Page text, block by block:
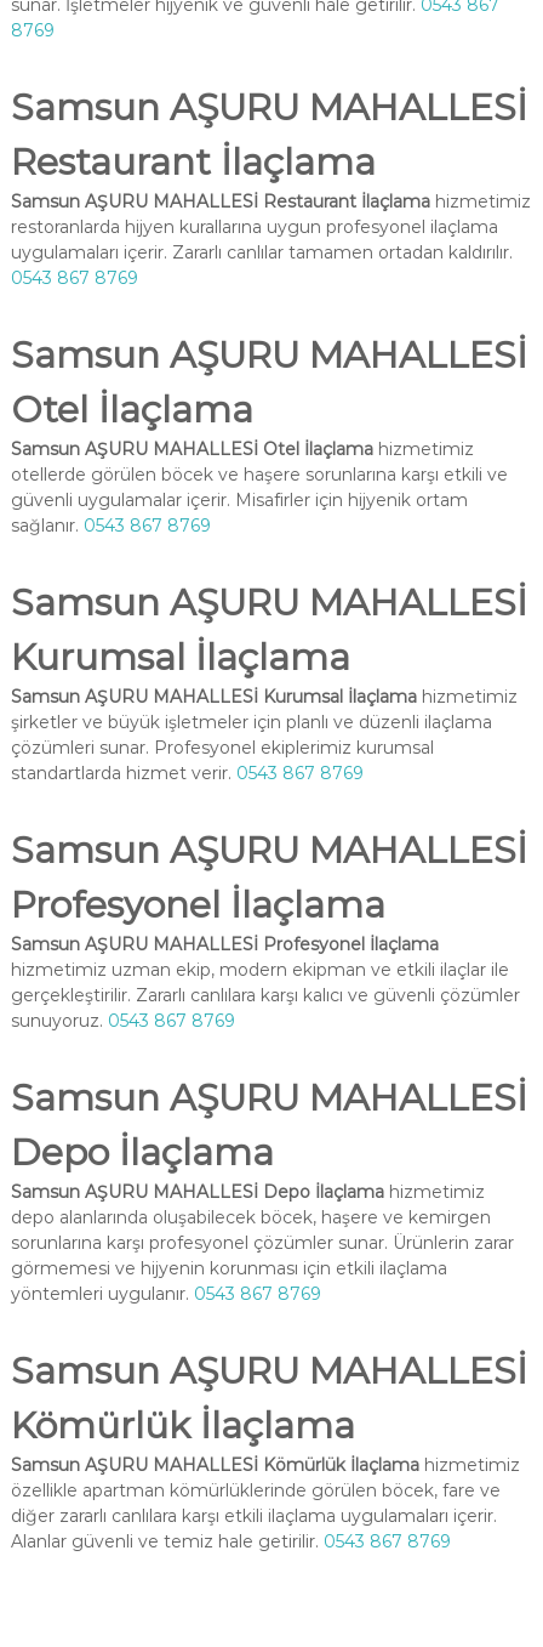
sunar. İşletmeler hijyenik ve güvenli hale getirilir. 0543 867
8769
Samsun AŞURU MAHALLESİ
Restaurant İlaçlama
Samsun AŞURU MAHALLESİ Restaurant İlaçlamahizmetimiz
restoranlarda hijyen kurallarına uygun profesyonel ilaçlama
uygulamaları içerir. Zararlı canlılar tamamen ortadan kaldırılır.
0543 867 8769
Samsun AŞURU MAHALLESİ
Otel İlaçlama
Samsun AŞURU MAHALLESİ Otel İlaçlamahizmetimiz
otellerde görülen böcek ve haşere sorunlarına karşı etkili ve
güvenli uygulamalar içerir. Misafirler için hijyenik ortam
sağlanır. 0543 867 8769
Samsun AŞURU MAHALLESİ
Kurumsal İlaçlama
Samsun AŞURU MAHALLESİ Kurumsal İlaçlamahizmetimiz
şirketler ve büyük işletmeler için planlı ve düzenli ilaçlama
çözümleri sunar. Profesyonel ekiplerimiz kurumsal
standartlarda hizmet verir. 0543 867 8769
Samsun AŞURU MAHALLESİ
Profesyonel İlaçlama
Samsun AŞURU MAHALLESİ Profesyonel İlaçlama
hizmetimiz uzman ekip, modern ekipman ve etkili ilaçlar ile
gerçekleştirilir. Zararlı canlılara karşı kalıcı ve güvenli çözümler
sunuyoruz. 0543 867 8769
Samsun AŞURU MAHALLESİ
Depo İlaçlama
Samsun AŞURU MAHALLESİ Depo İlaçlamahizmetimiz
depo alanlarında oluşabilecek böcek, haşere ve kemirgen
sorunlarına karşı profesyonel çözümler sunar. Ürünlerin zarar
görmemesi ve hijyenin korunması için etkili ilaçlama
yöntemleri uygulanır. 0543 867 8769
Samsun AŞURU MAHALLESİ
Kömürlük İlaçlama
Samsun AŞURU MAHALLESİ Kömürlük İlaçlamahizmetimiz
özellikle apartman kömürlüklerinde görülen böcek, fare ve
diğer zararlı canlılara karşı etkili ilaçlama uygulamaları içerir.
Alanlar güvenli ve temiz hale getirilir. 0543 867 8769